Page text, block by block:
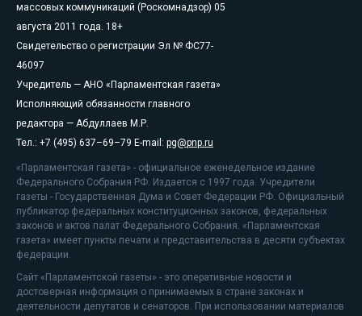
массовых коммуникаций (Роскомнадзор) 05
августа 2011 года. 18+
Свидетельство о регистрации Эл № ФС77-
46097
Учредитель — АНО «Парламентская газета»
Исполняющий обязанности главного
редактора — Абдуллаев М.Р.
Тел.: +7 (495) 637–69–79 E-mail: pg@pnp.ru
«Парламентская газета» - официальное еженедельное издание
Федерального Собрания РФ. Издается с 1997 года. Учредители
газеты - Государственная Дума и Совет Федерации РФ. Официальный
публикатор федеральных конституционных законов, федеральных
законов и актов палат Федерального Собрания. «Парламентская
газета» имеет пункты печати и представительства в десяти субъектах
федерации.
Сайт «Парламентской газеты» - это оперативные новости и
достоверная информация о принимаемых в стране законах и
деятельности депутатов и сенаторов. При использовании материалов